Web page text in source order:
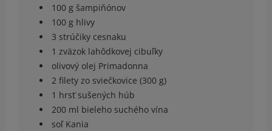
100 g šampiňónov
100 g hlivy
3 strúčiky cesnaku
1 zväzok lahôdkovej cibuľky
olivový olej Primadonna
2 filety zo sviečkovice (300 g)
1 hrsť sušených húb
200 ml bieleho suchého vína
soľ Kania